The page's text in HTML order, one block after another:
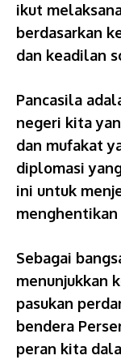
ikut
berdasarkan
dan keadilan
Pancasila
negeri kita
dan mufakat
diplomasi
ini untuk
Sebagai
menunjukkan
pasukan
bendera
peran kita